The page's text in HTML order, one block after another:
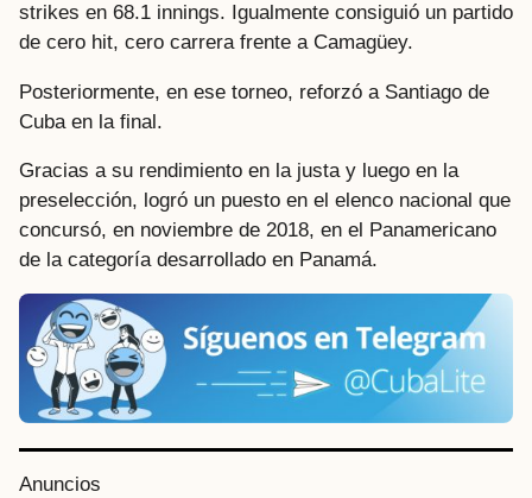
strikes en 68.1 innings. Igualmente consiguió un partido
de cero hit, cero carrera frente a Camagüey.
Posteriormente, en ese torneo, reforzó a Santiago de
Cuba en la final.
Gracias a su rendimiento en la justa y luego en la
preselección, logró un puesto en el elenco nacional que
concursó, en noviembre de 2018, en el Panamericano
de la categoría desarrollado en Panamá.
Anuncios
P